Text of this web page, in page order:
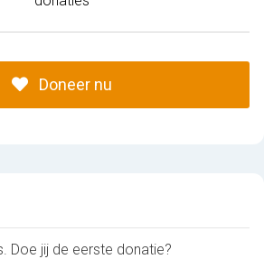
Doneer nu
Doe jij de eerste donatie?